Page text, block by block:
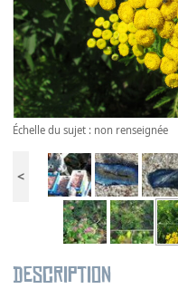
Échelle du sujet : non renseignée
<
Description